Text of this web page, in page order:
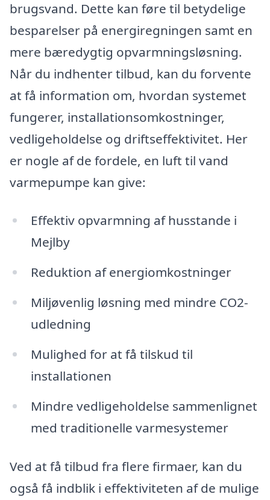
brugsvand. Dette kan føre til betydelige
besparelser på energiregningen samt en
mere bæredygtig opvarmningsløsning.
Når du indhenter tilbud, kan du forvente
at få information om, hvordan systemet
fungerer, installationsomkostninger,
vedligeholdelse og driftseffektivitet. Her
er nogle af de fordele, en luft til vand
varmepumpe kan give:
Effektiv opvarmning af husstande i
Mejlby
Reduktion af energiomkostninger
Miljøvenlig løsning med mindre CO2-
udledning
Mulighed for at få tilskud til
installationen
Mindre vedligeholdelse sammenlignet
med traditionelle varmesystemer
Ved at få tilbud fra flere firmaer, kan du
også få indblik i effektiviteten af de mulige